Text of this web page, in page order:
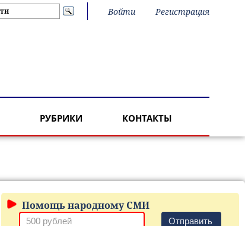
Войти Регистрация
РУБРИКИ КОНТАКТЫ
Помощь народному СМИ
Отправить